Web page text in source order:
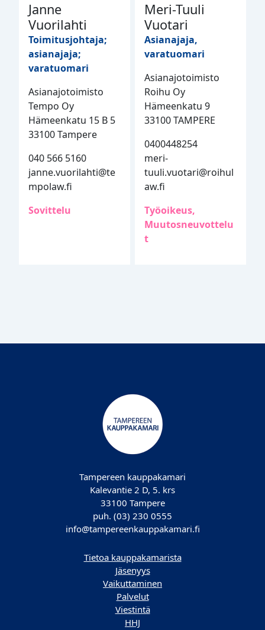
Janne
Vuorilahti
Toimitusjohtaja;
asianajaja;
varatuomari
Asianajotoimisto
Tempo Oy
Hämeenkatu 15 B 5
33100 Tampere
040 566 5160
janne.vuorilahti@te
mpolaw.fi
Sovittelu
Meri-Tuuli
Vuotari
Asianajaja,
varatuomari
Asianajotoimisto
Roihu Oy
Hämeenkatu 9
33100 TAMPERE
0400448254
meri-
tuuli.vuotari@roihul
aw.fi
Työoikeus,
Muutosneuvottelu
t
Tampereen kauppakamari
Kalevantie 2 D, 5. krs
33100 Tampere
puh. (03) 230 0555
info@tampereenkauppakamari.fi
Tietoa kauppakamarista
Jäsenyys
Vaikuttaminen
Palvelut
Viestintä
HHJ